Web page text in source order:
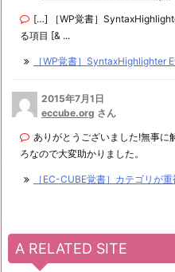
[…] ［WP覚書］
る項目 [& ...
［WP覚書］SyntaxHighlighter
2015年7月1日
eccube.org さん
ありがとうございました!無事に
ろなので大変助かりました。
［EC-CUBE覚書］カテゴリが
A RELATED SITE